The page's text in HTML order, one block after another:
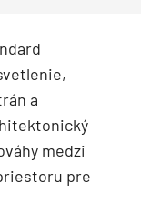
a
medzi
pre